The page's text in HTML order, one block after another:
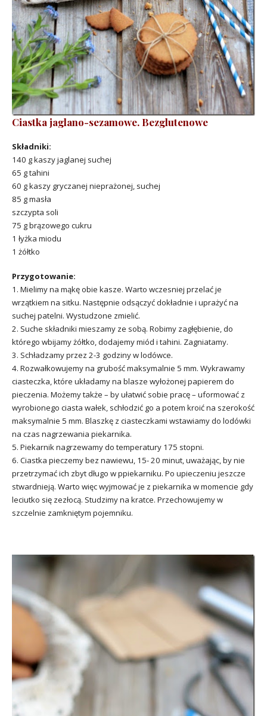
Ciastka jaglano-sezamowe. Bezglutenowe
Składniki:
140 g kaszy jaglanej suchej
65 g tahini
60 g kaszy gryczanej nieprażonej, suchej
85 g masła
szczypta soli
75 g brązowego cukru
1 łyżka miodu
1 żółtko
Przygotowanie:
1. Mielimy na mąkę obie kasze. Warto wczesniej przelać je
wrzątkiem na sitku. Następnie odsączyć dokładnie i uprażyć na
suchej patelni. Wystudzone zmielić.
2. Suche składniki mieszamy ze sobą. Robimy zagłębienie, do
którego wbijamy żółtko, dodajemy miód i tahini. Zagniatamy.
3. Schładzamy przez 2-3 godziny w lodówce.
4. Rozwałkowujemy na grubość maksymalnie 5 mm. Wykrawamy
ciasteczka, które układamy na blasze wyłożonej papierem do
pieczenia. Możemy także – by ułatwić sobie pracę – uformować z
wyrobionego ciasta wałek, schłodzić go a potem kroić na szerokość
maksymalnie 5 mm. Blaszkę z ciasteczkami wstawiamy do lodówki
na czas nagrzewania piekarnika.
5. Piekarnik nagrzewamy do temperatury 175 stopni.
6. Ciastka pieczemy bez nawiewu, 15- 20 minut, uważając, by nie
przetrzymać ich zbyt długo w ppiekarniku. Po upieczeniu jeszcze
stwardnieją. Warto więc wyjmować je z piekarnika w momencie gdy
leciutko się zezłocą. Studzimy na kratce. Przechowujemy w
szczelnie zamkniętym pojemniku.